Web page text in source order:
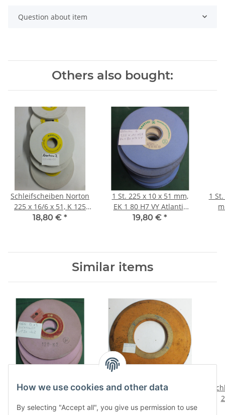
Question about item
Others also bought:
Schleifscheiben Norton
225 x 16/6 x 51, K 125
siehe Bild €/St. Norton2
18,80 € *
1 St. 225 x 10 x 51 mm,
EK 1 80 H7 VY Atlantic
Schleifscheibe NOS
19,80 € *
1
mm
Similar items
1 St. Schleifscheibe DGS
K2 siehe Bild D13
18,80 €*
Schleifscheibe 500/440 x
siehe Bild, 7,0 kg 204/4
32,80 €*
How we use cookies and other data
By selecting "Accept all", you give us permission to use